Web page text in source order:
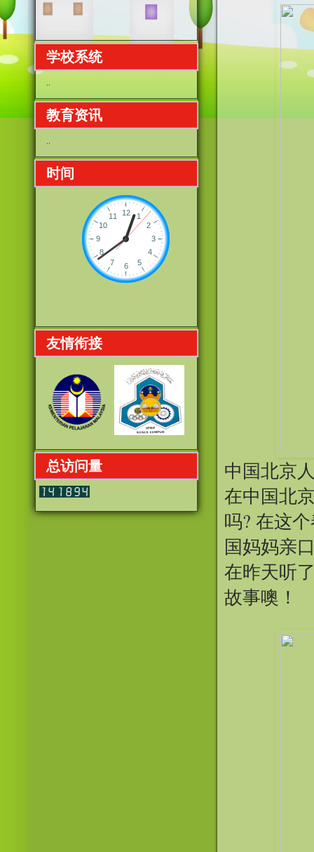
中国北京
在中国北
吗? 在这
国妈妈亲
在昨天听
故事噢！
学校系统
..
教育资讯
..
时间
友情衔接
总访问量